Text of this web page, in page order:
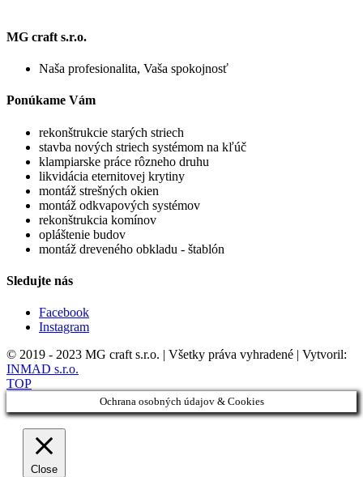
MG craft s.r.o.
Naša profesionalita, Vaša spokojnosť
Ponúkame Vám
rekonštrukcie starých striech
stavba nových striech systémom na kľúč
klampiarske práce rôzneho druhu
likvidácia eternitovej krytiny
montáž strešných okien
montáž odkvapových systémov
rekonštrukcia komínov
opláštenie budov
montáž dreveného obkladu - štablón
Sledujte nás
Facebook
Instagram
© 2019 - 2023 MG craft s.r.o. | Všetky práva vyhradené | Vytvoril:
INMAD s.r.o.
TOP
Ochrana osobných údajov & Cookies
Close